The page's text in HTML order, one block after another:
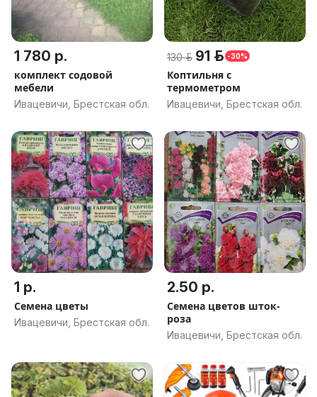
1 780 р.
комплект содовой
мебели
Ивацевичи, Брестская обл.
130 р. 91 р. -30%
Коптильня с
термометром
Ивацевичи, Брестская обл.
1 р.
Семена цветы
Ивацевичи, Брестская обл.
2.50 р.
Семена цветов шток-
роза
Ивацевичи, Брестская обл.